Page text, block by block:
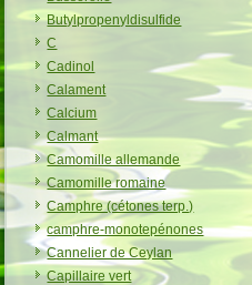
Butylpropenyldisulfide
C
Cadinol
Calament
Calcium
Calmant
Camomille allemande
Camomille romaine
Camphre (cétones terp.)
camphre-monotepénones
Cannelier de Ceylan
Capillaire vert